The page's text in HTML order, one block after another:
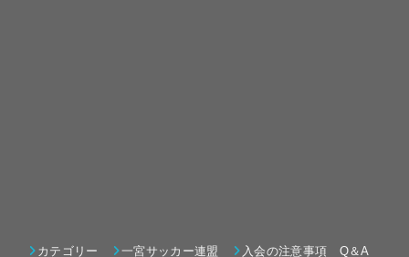
カテゴリー 一宮サッカー連盟 入会の注意事項 Q＆A